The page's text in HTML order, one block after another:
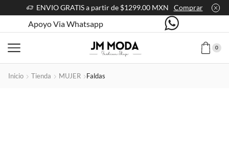
ENVIO GRATIS a partir de $1299.00 MXN Comprar
Apoyo Via Whatsapp
0
Inicio Tienda MUJER Faldas